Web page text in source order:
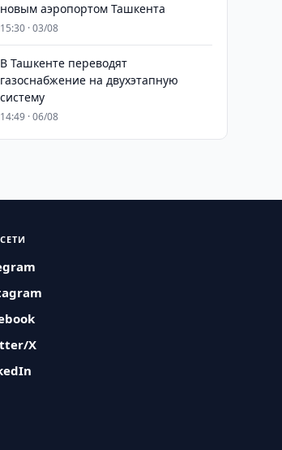
новым аэропортом Ташкента
15:30 · 03/08
В Ташкенте переводят
газоснабжение на двухэтапную
систему
14:49 · 06/08
X